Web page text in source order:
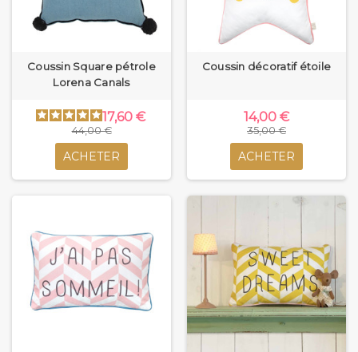
Coussin Square pétrole
Lorena Canals
17,60 €
44,00 €
ACHETER
Coussin décoratif étoile
14,00 €
35,00 €
ACHETER